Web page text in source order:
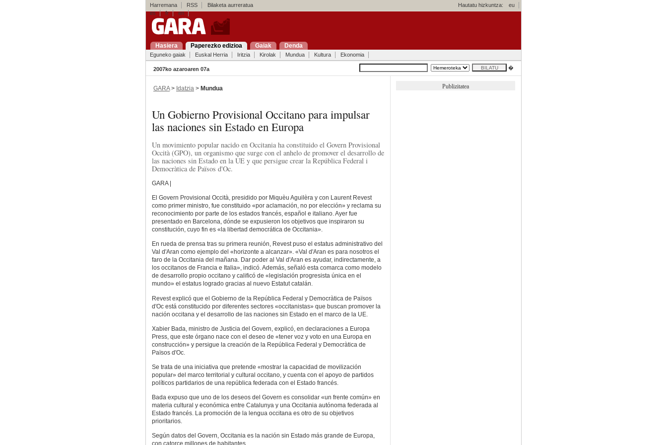
Harremana RSS Bilaketa aurreratua Hautatu hizkuntza:
eu
es
fr en
Hasiera Paperezko edizioa Gaiak Denda
Eguneko gaiak Euskal Herria Iritzia Kirolak Mundua Kultura Ekonomia
2007ko azaroaren 07a �
GARA> Idatzia > Mundua
Un Gobierno Provisional Occitano para impulsar
las naciones sin Estado en Europa
Un movimiento popular nacido en Occitania ha constituido el Govern Provisional
Occità (GPO), un organismo que surge con el anhelo de promover el desarrollo de
las naciones sin Estado en la UE y que persigue crear la República Federal i
Democràtica de Països d'Oc.
GARA |
El Govern Provisional Occità, presidido por Miquèu Aguilèra y con Laurent Revest
como primer ministro, fue constituido «por aclamación, no por elección» y reclama su
reconocimiento por parte de los estados francés, español e italiano. Ayer fue
presentado en Barcelona, dónde se expusieron los objetivos que inspiraron su
constitución, cuyo fin es «la libertad democrática de Occitania».
En rueda de prensa tras su primera reunión, Revest puso el estatus administrativo del
Val d'Aran como ejemplo del «horizonte a alcanzar». «Val d'Aran es para nosotros el
faro de la Occitania del mañana. Dar poder al Val d'Aran es ayudar, indirectamente, a
los occitanos de Francia e Italia», indicó. Además, señaló esta comarca como modelo
de desarrollo propio occitano y calificó de «legislación progresista única en el
mundo» el estatus logrado gracias al nuevo Estatut catalán.
Revest explicó que el Gobierno de la República Federal y Democràtica de Països
d'Oc está constitucido por diferentes sectores «occitanistas» que buscan promover la
nación occitana y el desarrollo de las naciones sin Estado en el marco de la UE.
Xabier Bada, ministro de Justicia del Govern, explicó, en declaraciones a Europa
Press, que este órgano nace con el deseo de «tener voz y voto en una Europa en
construcción» y persigue la creación de la República Federal y Democràtica de
Països d'Oc.
Se trata de una iniciativa que pretende «mostrar la capacidad de movilización
popular» del marco territorial y cultural occitano, y cuenta con el apoyo de partidos
políticos partidarios de una república federada con el Estado francés.
Bada expuso que uno de los deseos del Govern es consolidar «un frente común» en
materia cultural y económica entre Catalunya y una Occitania autónoma federada al
Estado francés. La promoción de la lengua occitana es otro de su objetivos
prioritarios.
Según datos del Govern, Occitania es la nación sin Estado más grande de Europa,
Publizitatea